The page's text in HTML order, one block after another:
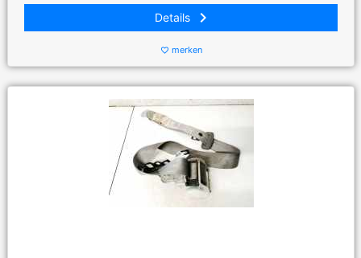
Details keyboard_arrow_right
favorite_border merken